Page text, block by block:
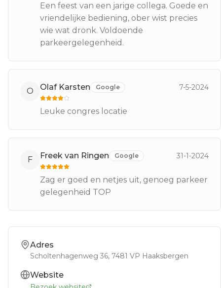
Een feest van een jarige collega. Goede en
vriendelijke bediening, ober wist precies
wie wat dronk. Voldoende
parkeergelegenheid.
O Olaf Karsten Google 7-5-2024
Leuke congres locatie
F Freek van Ringen Google 31-1-2024
Zag er goed en netjes uit, genoeg parkeer
gelegenheid TOP
Adres
Scholtenhagenweg 36, 7481 VP Haaksbergen
Website